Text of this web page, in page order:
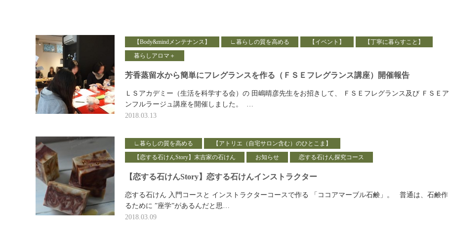
【Body&mindメンテナンス】 ∟暮らしの質を高める 【イベント】
【丁寧に暮らすこと】
暮らしアロマ＋
芳香蒸留水から簡単にフレグランスを作る（ＦＳＥフレグランス講座）開催報告
ＬＳアカデミー（生活を科学する会）の 田嶋晴彦先生をお招きして、 ＦＳＥフレグランス及び ＦＳＥア
ンフルラージュ講座を開催しました。 …
2018.03.13
∟暮らしの質を高める
【アトリエ（自宅サロン含む）のひとこま】
【恋する石けんStory】末吉家の石けん
お知らせ 恋する石けん探究コース
【恋する石けんStory】恋する石けんインストラクター
恋する石けん 入門コースと インストラクターコースで作る 「ココアマーブル石鹸」。 普通は、石鹸作
るために ”座学”があるんだと思…
2018.03.09